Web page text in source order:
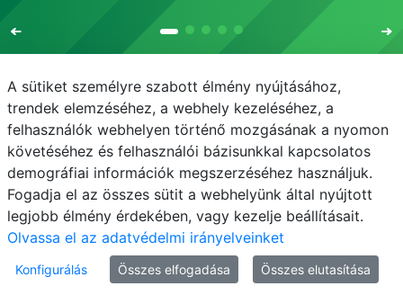
E-mail Telefonkönyv NEPTUN
E-learning
Adatvédelem
© MATE 2021
A sütiket személyre szabott élmény nyújtásához,
trendek elemzéséhez, a webhely kezeléséhez, a
felhasználók webhelyen történő mozgásának a nyomon
követéséhez és felhasználói bázisunkkal kapcsolatos
demográfiai információk megszerzéséhez használjuk.
Fogadja el az összes sütit a webhelyünk által nyújtott
legjobb élmény érdekében, vagy kezelje beállításait.
Olvassa el az adatvédelmi irányelveinket
Konfigurálás Összes elfogadása Összes elutasítása